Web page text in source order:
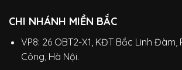
CHI NHÁNH MIỀN BẮC
VP8: 26 OBT2-X1, KĐT Bắc Linh
Công, Hà Nội.